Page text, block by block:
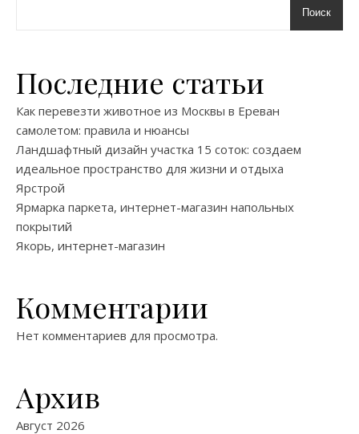
Поиск
Последние статьи
Как перевезти животное из Москвы в Ереван
самолетом: правила и нюансы
Ландшафтный дизайн участка 15 соток: создаем
идеальное пространство для жизни и отдыха
Ярстрой
Ярмарка паркета, интернет-магазин напольных
покрытий
Якорь, интернет-магазин
Комментарии
Нет комментариев для просмотра.
Архив
Август 2026